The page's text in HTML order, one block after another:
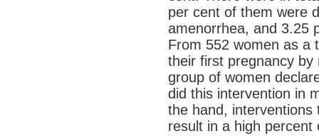
per cent of them were
amenorrhea, and 3.25
From 552 women as a
their first pregnancy by
group of women
did this intervention in
the hand, interventions
result in a high